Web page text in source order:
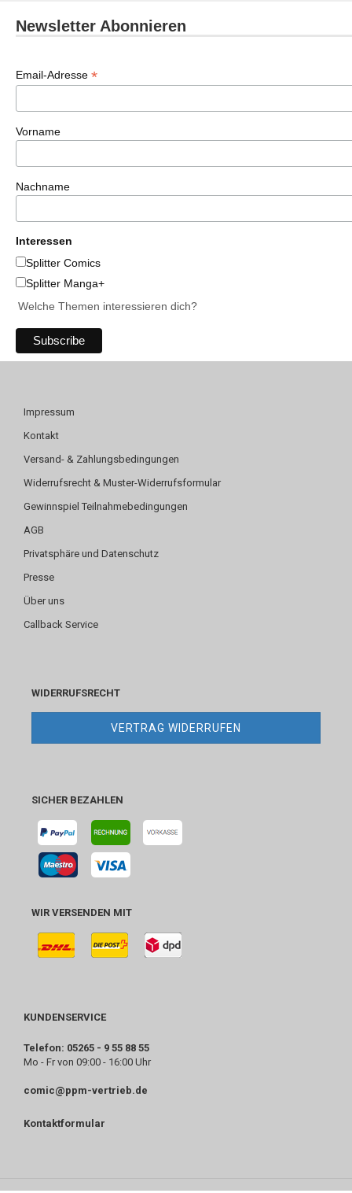
Newsletter Abonnieren
Email-Adresse *
Vorname
Nachname
Interessen
Splitter Comics
Splitter Manga+
Welche Themen interessieren dich?
Impressum
Kontakt
Versand- & Zahlungsbedingungen
Widerrufsrecht & Muster-Widerrufsformular
Gewinnspiel Teilnahmebedingungen
AGB
Privatsphäre und Datenschutz
Presse
Über uns
Callback Service
WIDERRUFSRECHT
VERTRAG WIDERRUFEN
SICHER BEZAHLEN
WIR VERSENDEN MIT
KUNDENSERVICE
Telefon: 05265 - 9 55 88 55
Mo - Fr von 09:00 - 16:00 Uhr
comic@ppm-vertrieb.de
Kontaktformular